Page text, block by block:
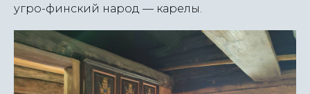
угро-финский народ — карелы.